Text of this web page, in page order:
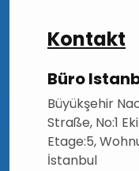
Kontakt
Büro
Büyükşehir
Straße, No:1
Etage:5,
İstanbul